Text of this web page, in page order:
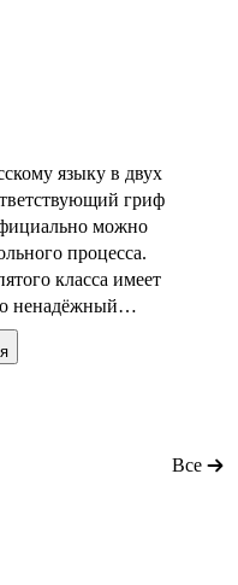
языку в двух
гриф
можно
класса имеет
ненадёжный
года
книга выглядит
Большого
Все